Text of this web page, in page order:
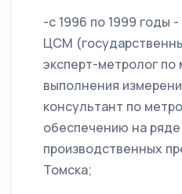
-с 1996 по 1999 годы
ЦСМ
эксперт-метролог по
выполнения
консультант по
обеспечению на
производственных
Томска;